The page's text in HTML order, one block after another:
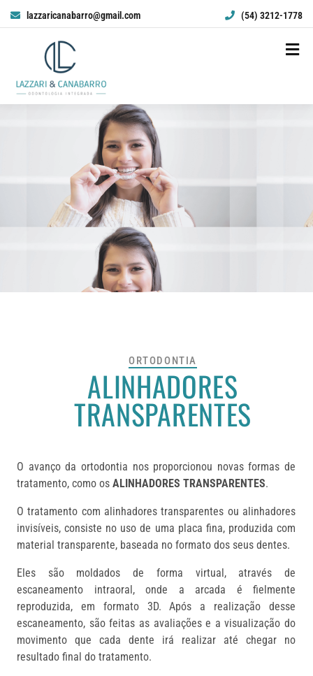
lazzaricanabarro@gmail.com (54) 3212-1778
ORTODONTIA
ALINHADORES
TRANSPARENTES
O avanço da ortodontia nos proporcionou novas formas de
tratamento, como os ALINHADORES TRANSPARENTES.
O tratamento com alinhadores transparentes ou alinhadores
invisíveis, consiste no uso de uma placa fina, produzida com
material transparente, baseada no formato dos seus dentes.
Eles são moldados de forma virtual, através de
escaneamento intraoral, onde a arcada é fielmente
reproduzida, em formato 3D. Após a realização desse
escaneamento, são feitas as avaliações e a visualização do
movimento que cada dente irá realizar até chegar no
resultado final do tratamento.